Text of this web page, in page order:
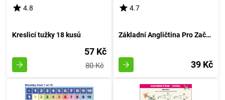
4.8
Kreslicí tužky 18 kusů
57 Kč
80 Kč
4.7
Základní Angličtina Pro Začátečníky - Formát A4
39 Kč